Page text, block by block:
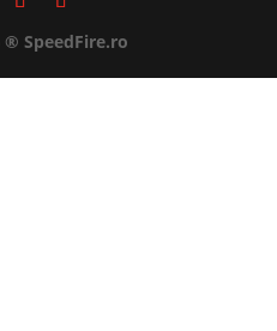
® SpeedFire.ro